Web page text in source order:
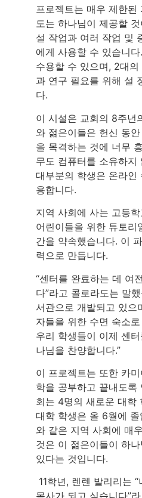
프로젝트는 매우 제한된
도는 하나님이 제공할
설 작업과 여러 작업 및
에게 사용할 수 있습니
수용할 수 있으며, 2대
과 연구 필요를 위해 설
다.
이 시설은 교회의 8주년
와 젊은이들은 헌신 동
을 목격하는 것에 너무
무도 컴퓨터를 소유하
대부분의 학생은 온라인
용합니다.
지역 사회에 사는 고등
어린이들을 위한 튜토
간을 약속했습니다. 이
력으로 만듭니다.
“센터를 완료하는 데 여
다”라고 콜로라도는 말
서관으로 개발되고 있으
자들을 위한 수면 숙소
우리 학생들이 이제 센
나님을 찬양합니다.”
이 프로젝트는 또한 카
학을 공부하고 끝내도록
회는 4명의 새로운 대학
대학 학생은 올 6월에
와 같은 지역 사회에 매
것은 이 젊은이들이 하
있다는 것입니다.
11학년, 렌렌 발리리는